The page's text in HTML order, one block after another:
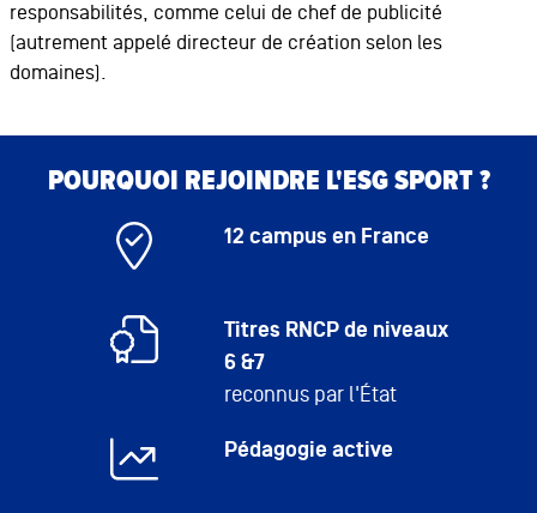
responsabilités, comme celui de chef de publicité
(autrement appelé directeur de création selon les
domaines).
POURQUOI REJOINDRE L'ESG SPORT ?
12 campus en France
Titres RNCP de niveaux
6 &7
reconnus par l'État
Pédagogie active